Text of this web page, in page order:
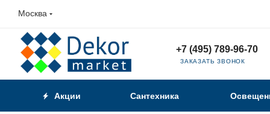
Москва
+7 (495) 789-96-70
ЗАКАЗАТЬ ЗВОНОК
Акции Сантехника